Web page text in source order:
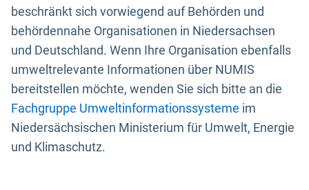
beschränkt sich vorwiegend auf Behörden und
behördennahe Organisationen in Niedersachsen
und Deutschland. Wenn Ihre Organisation ebenfalls
umweltrelevante Informationen über NUMIS
bereitstellen möchte, wenden Sie sich bitte an die
Fachgruppe Umweltinformationssysteme im
Niedersächsischen Ministerium für Umwelt, Energie
und Klimaschutz.